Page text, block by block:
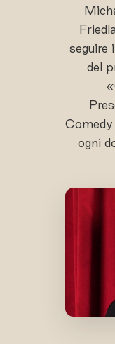
seguire
del
ogni